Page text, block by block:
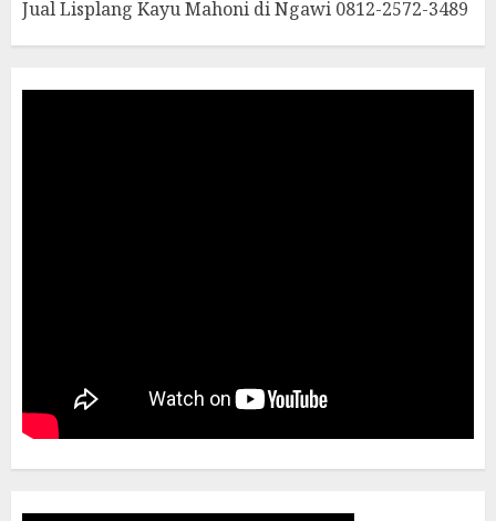
Jual Lisplang Kayu Mahoni di Ngawi 0812-2572-3489